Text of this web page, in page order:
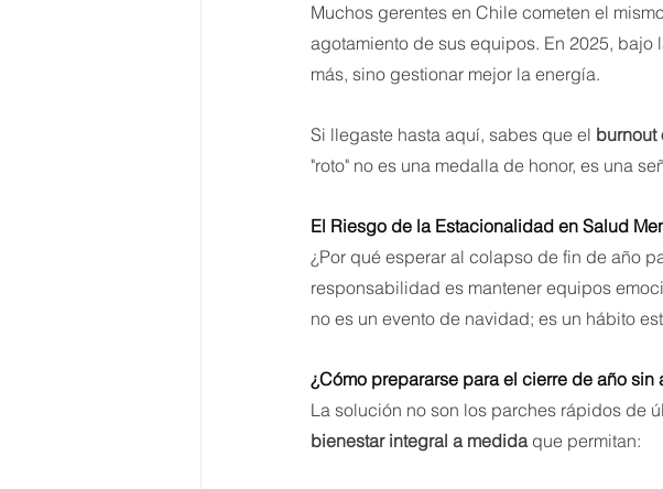
Muchos gerentes en Chile cometen el
agotamiento de sus equipos. En 2025, bajo
más, sino gestionar mejor la energía.
Si llegaste hasta aquí, sabes que el burnout
"roto" no es una medalla de honor, es una
El Riesgo de la Estacionalidad en Salud
¿Por qué esperar al colapso de fin de año
responsabilidad es mantener equipos
no es un evento de navidad; es un hábito
¿Cómo prepararse para el cierre de año sin
La solución no son los parches rápidos de
bienestar integral a medida que permitan: